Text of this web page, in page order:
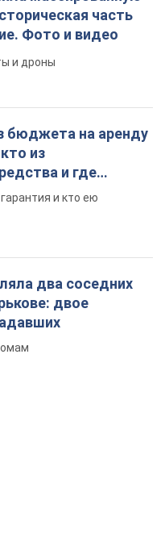
часть
Фото и видео
и дроны
бюджета на аренду
из
и где
и кто ею
два соседних
двое